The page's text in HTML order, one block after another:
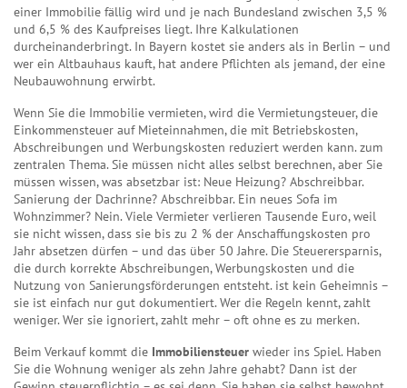
einer Immobilie fällig wird und je nach Bundesland zwischen 3,5 %
und 6,5 % des Kaufpreises liegt. Ihre Kalkulationen
durcheinanderbringt. In Bayern kostet sie anders als in Berlin – und
wer ein Altbauhaus kauft, hat andere Pflichten als jemand, der eine
Neubauwohnung erwirbt.
Wenn Sie die Immobilie vermieten, wird die Vermietungsteuer,die
Einkommensteuer auf Mieteinnahmen, die mit Betriebskosten,
Abschreibungen und Werbungskosten reduziert werden kann. zum
zentralen Thema. Sie müssen nicht alles selbst berechnen, aber Sie
müssen wissen, was absetzbar ist: Neue Heizung? Abschreibbar.
Sanierung der Dachrinne? Abschreibbar. Ein neues Sofa im
Wohnzimmer? Nein. Viele Vermieter verlieren Tausende Euro, weil
sie nicht wissen, dass sie bis zu 2 % der Anschaffungskosten pro
Jahr absetzen dürfen – und das über 50 Jahre. Die Steuerersparnis,
die durch korrekte Abschreibungen, Werbungskosten und die
Nutzung von Sanierungsförderungen entsteht. ist kein Geheimnis –
sie ist einfach nur gut dokumentiert. Wer die Regeln kennt, zahlt
weniger. Wer sie ignoriert, zahlt mehr – oft ohne es zu merken.
Beim Verkauf kommt die Immobiliensteuer wieder ins Spiel. Haben
Sie die Wohnung weniger als zehn Jahre gehabt? Dann ist der